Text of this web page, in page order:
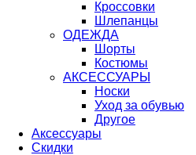
Кроссовки
Шлепанцы
ОДЕЖДА
Шорты
Костюмы
АКСЕССУАРЫ
Носки
Уход за обувью
Другое
Аксессуары
Скидки